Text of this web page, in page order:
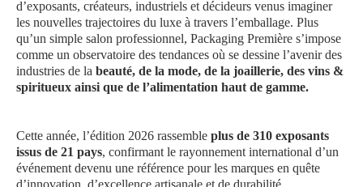
d’exposants, créateurs, industriels et décideurs venus imaginer
les nouvelles trajectoires du luxe à travers l’emballage. Plus
qu’un simple salon professionnel, Packaging Première s’impose
comme un observatoire des tendances où se dessine l’avenir des
industries de la beauté, de la mode, de la joaillerie, des vins &
spiritueux ainsi que de l’alimentation haut de gamme.
Cette année, l’édition 2026 rassemble plus de 310 exposants
issus de 21 pays, confirmant le rayonnement international d’un
événement devenu une référence pour les marques en quête
d’innovation, d’excellence artisanale et de durabilité.